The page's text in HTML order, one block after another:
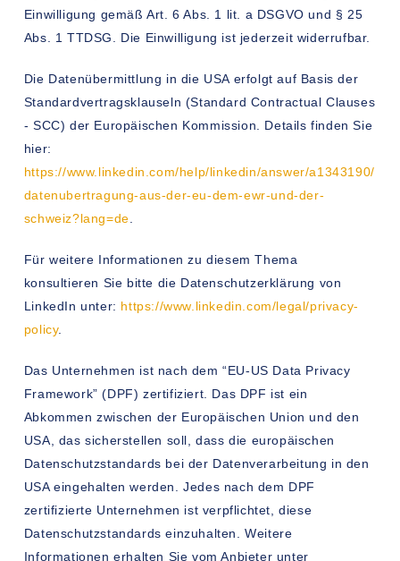
Einwilligung gemäß Art. 6 Abs. 1 lit. a DSGVO und § 25
Abs. 1 TTDSG. Die Einwilligung ist jederzeit widerrufbar.
Die Datenübermittlung in die USA erfolgt auf Basis der
Standardvertragsklauseln (Standard Contractual Clauses
- SCC) der Europäischen Kommission. Details finden Sie
hier:
https://www.linkedin.com/help/linkedin/answer/a1343190/
datenubertragung-aus-der-eu-dem-ewr-und-der-
schweiz?lang=de.
Für weitere Informationen zu diesem Thema
konsultieren Sie bitte die Datenschutzerklärung von
LinkedIn unter: https://www.linkedin.com/legal/privacy-
policy.
Das Unternehmen ist nach dem “EU-US Data Privacy
Framework” (DPF) zertifiziert. Das DPF ist ein
Abkommen zwischen der Europäischen Union und den
USA, das sicherstellen soll, dass die europäischen
Datenschutzstandards bei der Datenverarbeitung in den
USA eingehalten werden. Jedes nach dem DPF
zertifizierte Unternehmen ist verpflichtet, diese
Datenschutzstandards einzuhalten. Weitere
Informationen erhalten Sie vom Anbieter unter